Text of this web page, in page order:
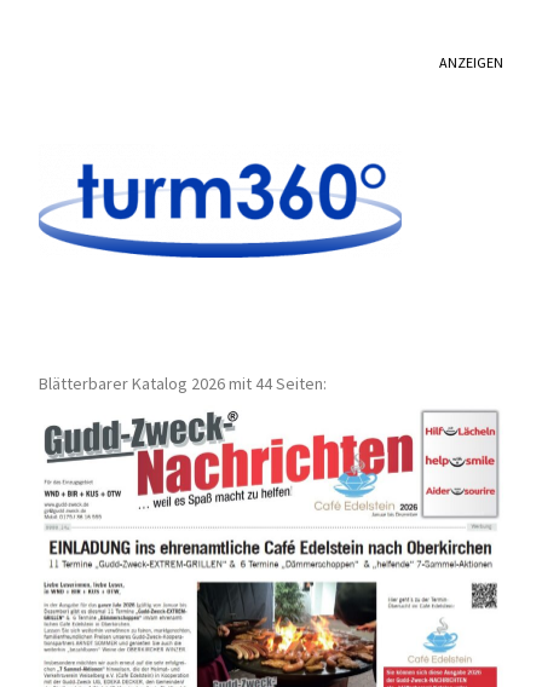
ANZEIGEN
Blätterbarer Katalog 2026 mit 44 Seiten: